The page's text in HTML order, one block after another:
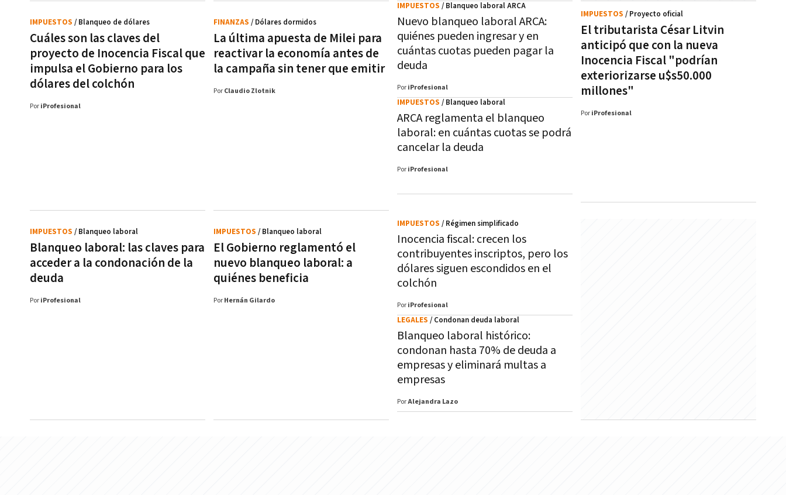
Cuáles son las claves del
proyecto de Inocencia Fiscal que
impulsa el Gobierno para los
dólares del colchón
IMPUESTOS / Blanqueo de dólares
Por iProfesional
La última apuesta de Milei para
reactivar la economía antes de
la campaña sin tener que emitir
FINANZAS / Dólares dormidos
Por Claudio Zlotnik
Nuevo blanqueo laboral ARCA:
quiénes pueden ingresar y en
cuántas cuotas pueden pagar la
deuda
IMPUESTOS / Blanqueo laboral ARCA
Por iProfesional
ARCA reglamenta el blanqueo
laboral: en cuántas cuotas se podrá
cancelar la deuda
IMPUESTOS / Blanqueo laboral
Por iProfesional
El tributarista César Litvin
anticipó que con la nueva
Inocencia Fiscal "podrían
exteriorizarse u$s50.000
millones"
IMPUESTOS / Proyecto oficial
Por iProfesional
Blanqueo laboral: las claves para
acceder a la condonación de la
deuda
IMPUESTOS / Blanqueo laboral
Por iProfesional
El Gobierno reglamentó el
nuevo blanqueo laboral: a
quiénes beneficia
IMPUESTOS / Blanqueo laboral
Por Hernán Gilardo
Inocencia fiscal: crecen los
contribuyentes inscriptos, pero los
dólares siguen escondidos en el
colchón
IMPUESTOS / Régimen simplificado
Por iProfesional
Blanqueo laboral histórico:
condonan hasta 70% de deuda a
empresas y eliminará multas a
empresas
LEGALES / Condonan deuda laboral
PorAlejandra Lazo